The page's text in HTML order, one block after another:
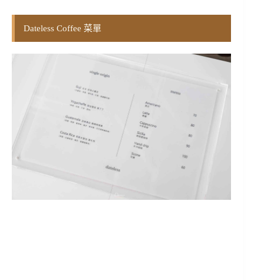
Dateless Coffee 菜單